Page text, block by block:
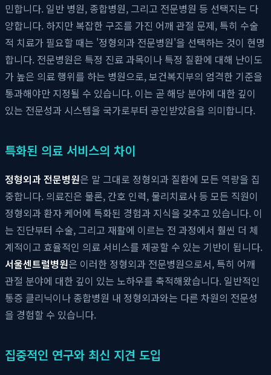
민합니다. 일반 병원, 종합병원, 그리고 전문병원 등 선택지는 다
양합니다. 하지만 복잡한 구조를 가진 어깨 관절 문제, 특히 수술
적 치료가 필요할 때는 '정형외과 전문병원'을 선택하는 것이 현명
합니다. 전문병원은 특정 진료 과목이나 특정 질환에 대해 난이도
가 높은 의료 행위를 하는 병원으로, 보건복지부의 엄격한 기준을
통과해야만 지정될 수 있습니다. 이는 곧 해당 분야에 대한 깊이
있는 전문성과 시스템을 국가로부터 공인받았음을 의미합니다.
특화된 의료 서비스의 차이
정형외과 전문병원은 말 그대로 정형외과 질환에 모든 역량을 집
중합니다. 의료진은 물론, 간호 인력, 물리치료사 등 모든 직원이
정형외과 환자 케어에 특화된 경험과 지식을 갖추고 있습니다. 이
는 진단부터 수술, 그리고 재활에 이르는 전 과정에서 훨씬 더 체
계적이고 효율적인 의료 서비스를 제공할 수 있는 기반이 됩니다.
서울센트럴병원은 이러한 정형외과 전문병원으로서, 특히 어깨
관절 분야에 대한 깊이 있는 노하우를 축적해왔습니다. 일반적인
통증 클리닉이나 종합병원 내 정형외과와는 다른 차원의 전문성
을 경험할 수 있습니다.
집중적인 연구와 최신 지견 도입